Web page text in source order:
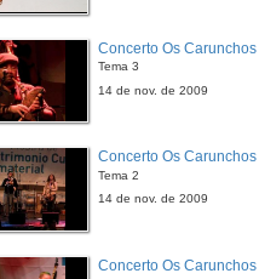
Concerto Os Carunchos
Tema 3
14 de nov. de 2009
Concerto Os Carunchos
Tema 2
14 de nov. de 2009
Concerto Os Carunchos